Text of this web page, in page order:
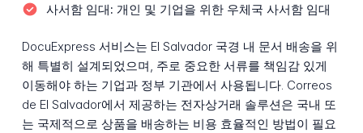
사서함 임대: 개인 및 기업을 위한 우체국 사서함 임대
DocuExpress 서비스는 El Salvador 국경 내 문서 배송을 위
해 특별히 설계되었으며, 주로 중요한 서류를 책임감 있게
이동해야 하는 기업과 정부 기관에서 사용됩니다. Correos
de El Salvador에서 제공하는 전자상거래 솔루션은 국내 또
는 국제적으로 상품을 배송하는 비용 효율적인 방법이 필요